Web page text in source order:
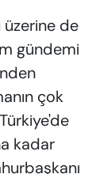
de
gündemi
çok
kadar